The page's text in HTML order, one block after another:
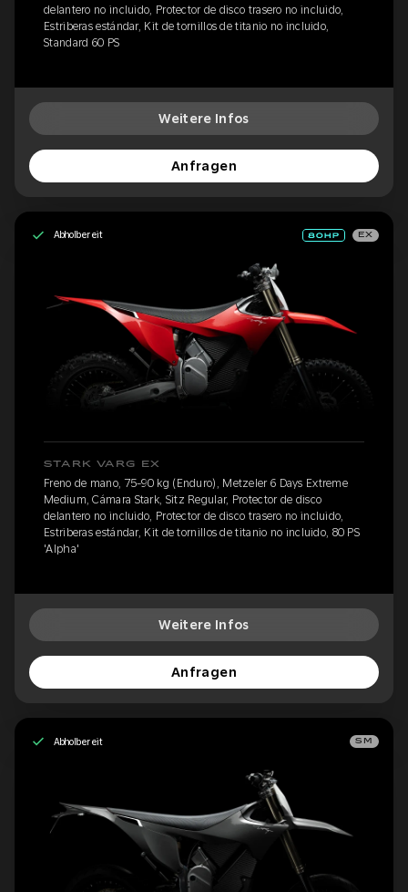
delantero no incluido, Protector de disco trasero no incluido,
Estriberas estándar, Kit de tornillos de titanio no incluido,
Standard 60 PS
Weitere Infos
Anfragen
Abholbereit EX
STARK VARG EX
Freno de mano, 75-90 kg (Enduro), Metzeler 6 Days Extreme
Medium, Cámara Stark, Sitz Regular, Protector de disco
delantero no incluido, Protector de disco trasero no incluido,
Estriberas estándar, Kit de tornillos de titanio no incluido, 80 PS
'Alpha'
Weitere Infos
Anfragen
Abholbereit SM